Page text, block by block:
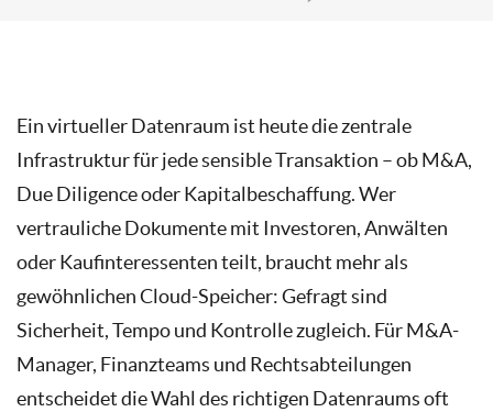
Ein virtueller Datenraum ist heute die zentrale
Infrastruktur für jede sensible Transaktion – ob M&A,
Due Diligence oder Kapitalbeschaffung. Wer
vertrauliche Dokumente mit Investoren, Anwälten
oder Kaufinteressenten teilt, braucht mehr als
gewöhnlichen Cloud-Speicher: Gefragt sind
Sicherheit, Tempo und Kontrolle zugleich. Für M&A-
Manager, Finanzteams und Rechtsabteilungen
entscheidet die Wahl des richtigen Datenraums oft